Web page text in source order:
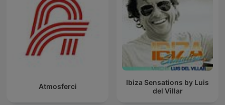
Atmosferci
Ibiza Sensations by Luis
del Villar